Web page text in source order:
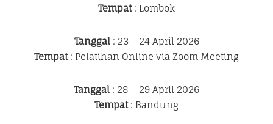
Tempat: Lombok
Tanggal: 23 – 24 April 2026
Tempat: Pelatihan Online via Zoom Meeting
Tanggal : 28 – 29 April 2026
Tempat: Bandung